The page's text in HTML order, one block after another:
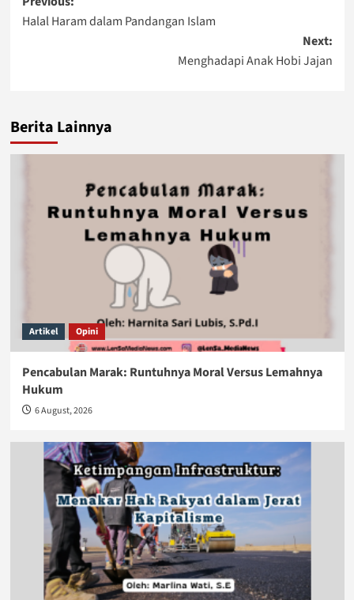
navigation
Halal Haram dalam Pandangan Islam
Next:
Menghadapi Anak Hobi Jajan
Berita Lainnya
Artikel Opini
Pencabulan Marak: Runtuhnya Moral Versus Lemahnya
Hukum
6 August, 2026